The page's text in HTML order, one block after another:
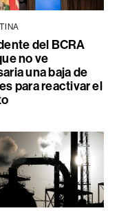
del BCRA
no ve
una baja de
para reactivar el